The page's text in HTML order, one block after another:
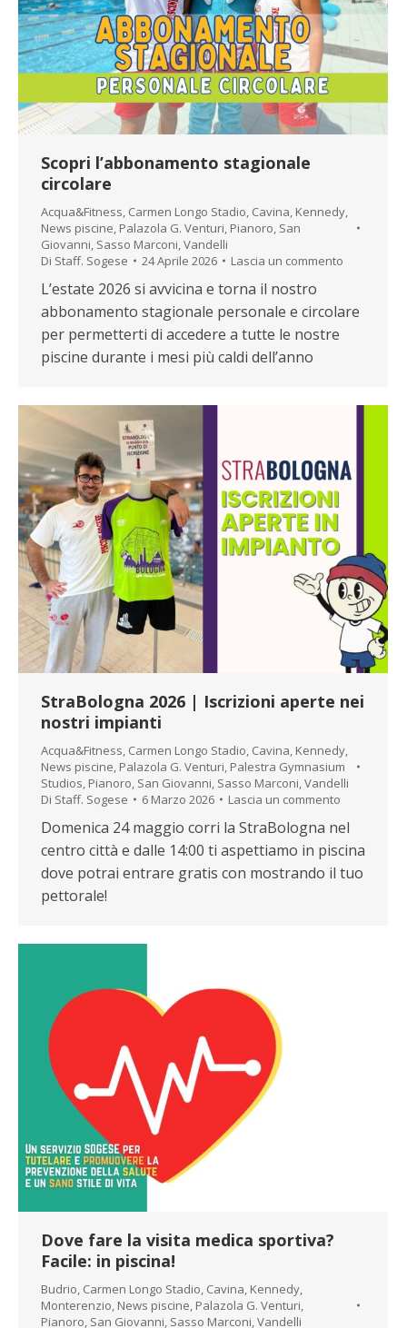
Scopri l’abbonamento stagionale
circolare
Acqua&Fitness, Carmen Longo Stadio, Cavina, Kennedy,
News piscine, Palazola G. Venturi, Pianoro, San
Giovanni, Sasso Marconi,Vandelli
Di Staff. Sogese 24 Aprile 2026 Lascia un commento
L’estate 2026 si avvicina e torna il nostro
abbonamento stagionale personale e circolare
per permetterti di accedere a tutte le nostre
piscine durante i mesi più caldi dell’anno
StraBologna 2026 | Iscrizioni aperte nei
nostri impianti
Acqua&Fitness, Carmen Longo Stadio, Cavina, Kennedy,
News piscine, Palazola G. Venturi, Palestra Gymnasium
Studios, Pianoro, San Giovanni, Sasso Marconi,Vandelli
Di Staff. Sogese 6 Marzo 2026 Lascia un commento
Domenica 24 maggio corri la StraBologna nel
centro città e dalle 14:00 ti aspettiamo in piscina
dove potrai entrare gratis con mostrando il tuo
pettorale!
Dove fare la visita medica sportiva?
Facile: in piscina!
Budrio, Carmen Longo Stadio, Cavina, Kennedy,
Monterenzio, News piscine, Palazola G. Venturi,
Pianoro, San Giovanni, Sasso Marconi,Vandelli